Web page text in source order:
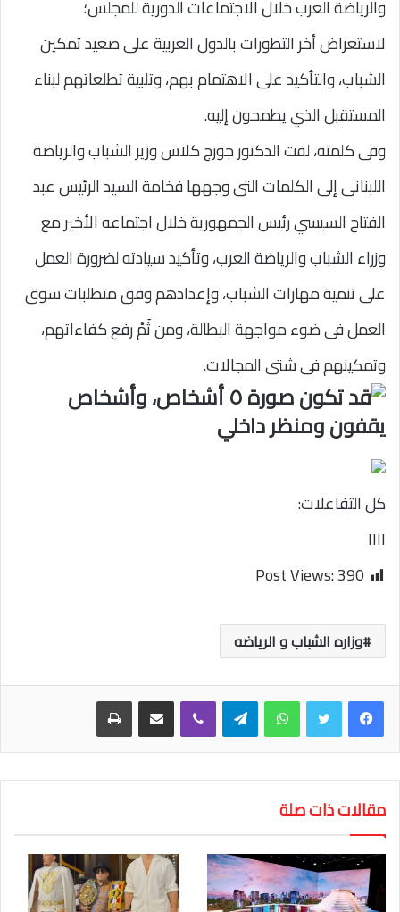
والرياضة العرب خلال الاجتماعات الدورية للمجلس؛
لاستعراض أخر التطورات بالدول العربية على صعيد تمكين
الشباب، والتأكيد على الاهتمام بهم، وتلبية تطلعاتهم لبناء
المستقبل الذي يطمحون إليه.
وفى كلمته، لفت الدكتور جورج كلاس وزير الشباب والرياضة
اللبنانى إلى الكلمات التى وجهها فخامة السيد الرئيس عبد
الفتاح السيسي رئيس الجمهورية خلال اجتماعه الأخير مع
وزراء الشباب والرياضة العرب، وتأكيد سيادته لضرورة العمل
على تنمية مهارات الشباب، وإعدادهم وفق متطلبات سوق
العمل فى ضوء مواجهة البطالة، ومن ثَمْ رفع كفاءاتهم،
وتمكينهم فى شتى المجالات.
كل التفاعلات:
١١١١
Post Views:390
وزاره الشباب و الرياضه
واتساب تيلقرام
مقالات ذات صلة